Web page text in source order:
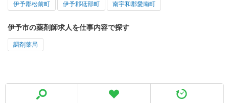
伊予郡松前町 伊予郡砥部町 南宇和郡愛南町
伊予市の薬剤師求人を仕事内容で探す
調剤薬局